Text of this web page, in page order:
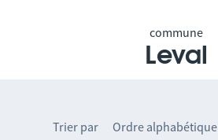
commune
Leval
Trier par Ordre alphabétique